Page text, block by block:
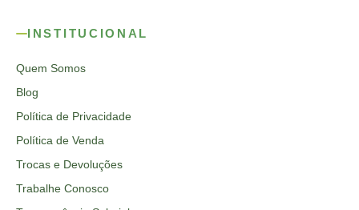
INSTITUCIONAL
Quem Somos
Blog
Política de Privacidade
Política de Venda
Trocas e Devoluções
Trabalhe Conosco